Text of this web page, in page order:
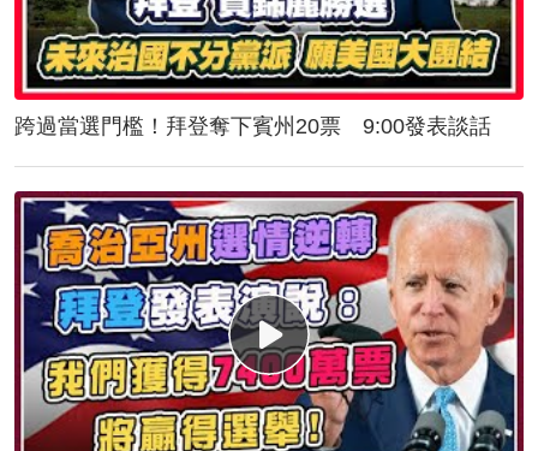
跨過當選門檻！拜登奪下賓州20票 9:00發表談話